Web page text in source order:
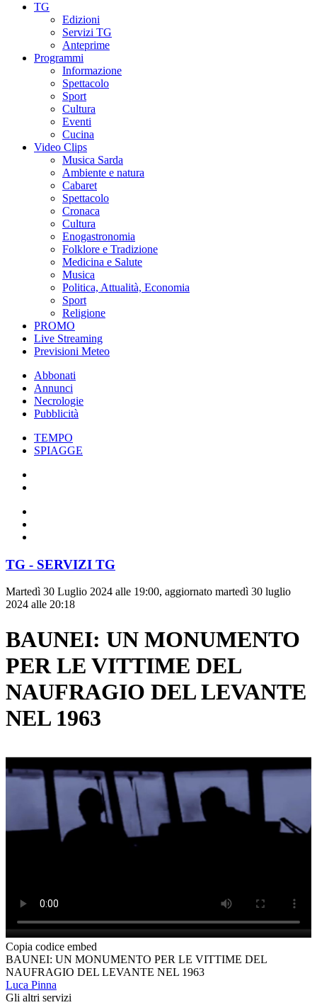
TG
Edizioni
Servizi TG
Anteprime
Programmi
Informazione
Spettacolo
Sport
Cultura
Eventi
Cucina
Video Clips
Musica Sarda
Ambiente e natura
Cabaret
Spettacolo
Cronaca
Cultura
Enogastronomia
Folklore e Tradizione
Medicina e Salute
Musica
Politica, Attualità, Economia
Sport
Religione
PROMO
Live Streaming
Previsioni Meteo
Abbonati
Annunci
Necrologie
Pubblicità
TEMPO
SPIAGGE
TG - SERVIZI TG
Martedì 30 Luglio 2024 alle 19:00, aggiornato martedì 30 luglio
2024 alle 20:18
BAUNEI: UN MONUMENTO
PER LE VITTIME DEL
NAUFRAGIO DEL LEVANTE
NEL 1963
Copia codice embed
BAUNEI: UN MONUMENTO PER LE VITTIME DEL
NAUFRAGIO DEL LEVANTE NEL 1963
Luca Pinna
Gli altri servizi